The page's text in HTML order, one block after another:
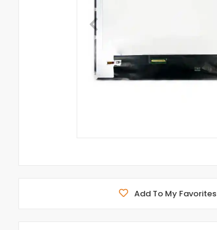
Add To My Favorites